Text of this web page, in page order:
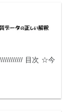
目次 ☆今